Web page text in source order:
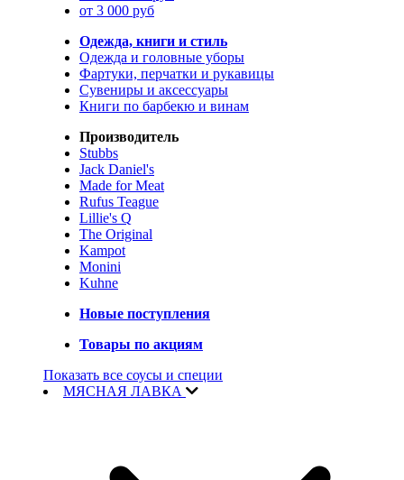
от 3 000 руб
Одежда, книги и стиль
Одежда и головные уборы
Фартуки, перчатки и рукавицы
Сувениры и аксессуары
Книги по барбекю и винам
Производитель
Stubbs
Jack Daniel's
Made for Meat
Rufus Teague
Lillie's Q
The Original
Kampot
Monini
Kuhne
Новые поступления
Товары по акциям
Показать все соусы и специи
МЯСНАЯ ЛАВКА